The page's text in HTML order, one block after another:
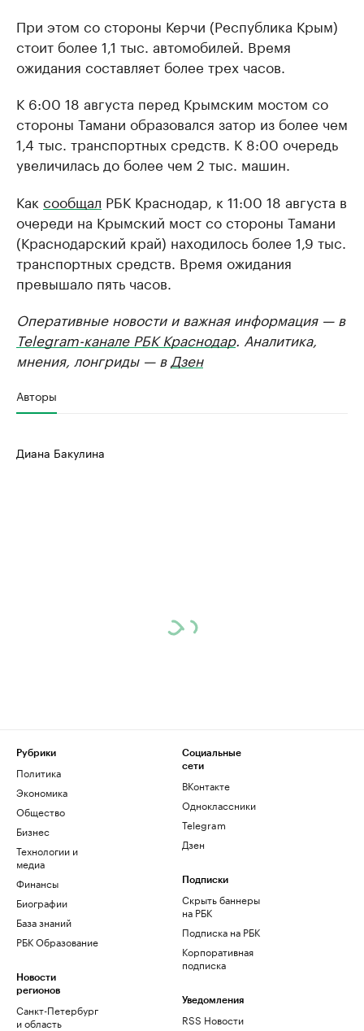
При этом со стороны Керчи (Республика Крым)
стоит более 1,1 тыс. автомобилей. Время
ожидания составляет более трех часов.
К 6:00 18 августа перед Крымским мостом со
стороны Тамани образовался затор из более чем
1,4 тыс. транспортных средств. К 8:00 очередь
увеличилась до более чем 2 тыс. машин.
Как сообщал РБК Краснодар, к 11:00 18 августа в
очереди на Крымский мост со стороны Тамани
(Краснодарский край) находилось более 1,9 тыс.
транспортных средств. Время ожидания
превышало пять часов.
Оперативные новости и важная информация — в
Telegram-канале РБК Краснодар. Аналитика,
мнения, лонгриды — в Дзен
Авторы
Диана Бакулина
Рубрики
Политика
Экономика
Общество
Бизнес
Технологии и
медиа
Финансы
Биографии
База знаний
РБК Образование
Новости
регионов
Санкт-Петербург
и область
Социальные
сети
ВКонтакте
Одноклассники
Telegram
Дзен
Подписки
Скрыть баннеры
на РБК
Подписка на РБК
Корпоративная
подписка
Уведомления
RSS Новости